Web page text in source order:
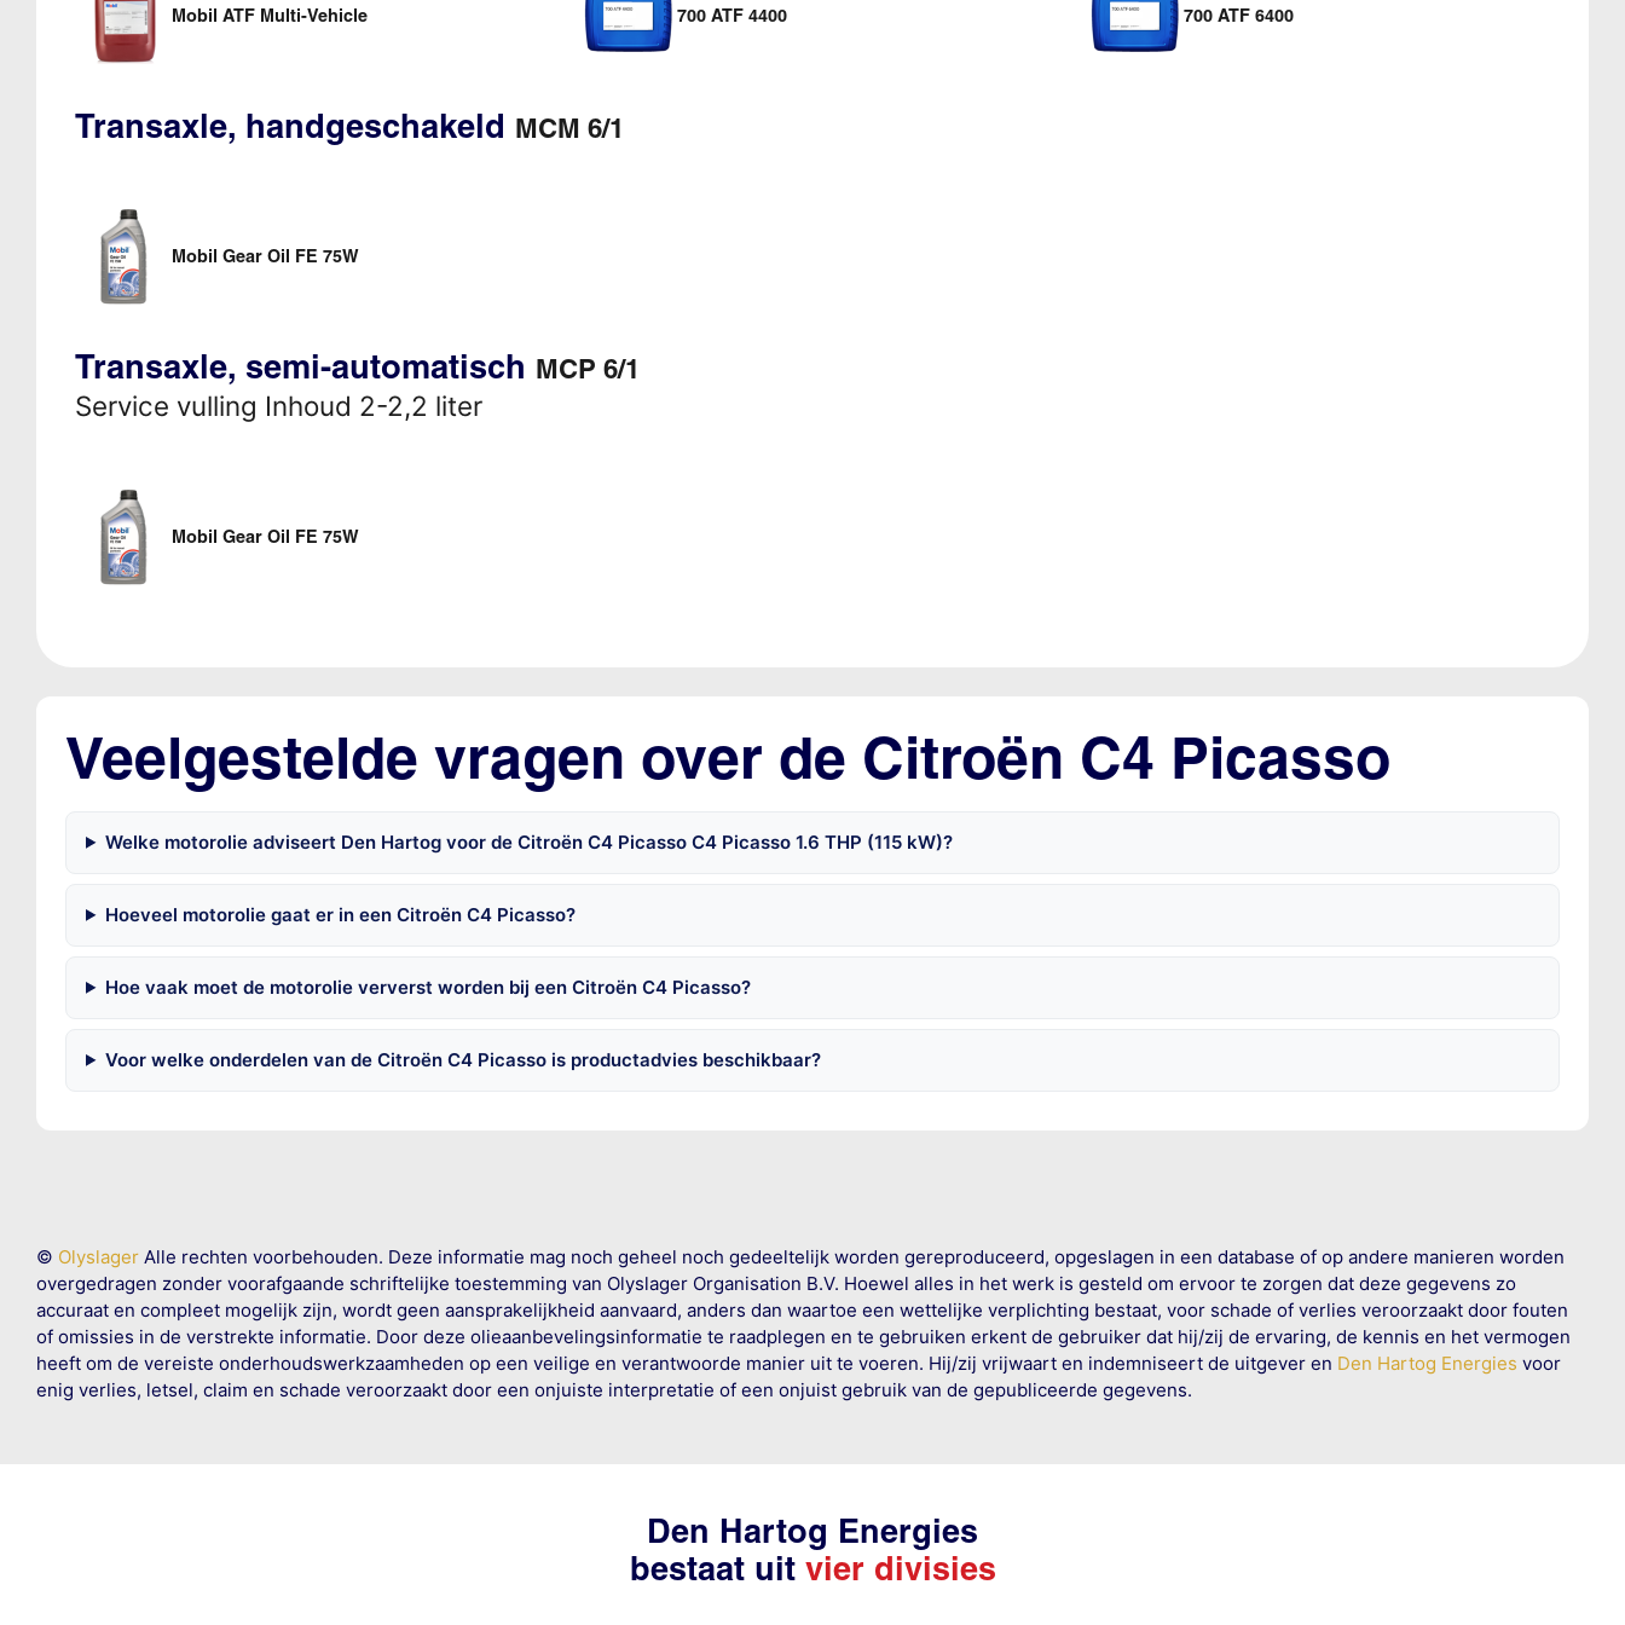
Mobil ATF Multi-Vehicle 700 ATF 4400 700 ATF 6400
Transaxle, handgeschakeld MCM 6/1
Mobil Gear Oil FE 75W
Transaxle, semi-automatisch MCP 6/1
Service vulling Inhoud 2-2,2 liter
Mobil Gear Oil FE 75W
Veelgestelde vragen over de Citroën C4 Picasso
Welke motorolie adviseert Den Hartog voor de Citroën C4 Picasso C4 Picasso 1.6 THP (115 kW)?
Hoeveel motorolie gaat er in een Citroën C4 Picasso?
Hoe vaak moet de motorolie ververst worden bij een Citroën C4 Picasso?
Voor welke onderdelen van de Citroën C4 Picasso is productadvies beschikbaar?
© OlyslagerAlle rechten voorbehouden. Deze informatie mag noch geheel noch gedeeltelijk worden gereproduceerd, opgeslagen in een database of op andere manieren worden
overgedragen zonder voorafgaande schriftelijke toestemming van Olyslager Organisation B.V. Hoewel alles in het werk is gesteld om ervoor te zorgen dat deze gegevens zo
accuraat en compleet mogelijk zijn, wordt geen aansprakelijkheid aanvaard, anders dan waartoe een wettelijke verplichting bestaat, voor schade of verlies veroorzaakt door fouten
of omissies in de verstrekte informatie. Door deze olieaanbevelingsinformatie te raadplegen en te gebruiken erkent de gebruiker dat hij/zij de ervaring, de kennis en het vermogen
heeft om de vereiste onderhoudswerkzaamheden op een veilige en verantwoorde manier uit te voeren. Hij/zij vrijwaart en indemniseert de uitgever en Den Hartog Energies voor
enig verlies, letsel, claim en schade veroorzaakt door een onjuiste interpretatie of een onjuist gebruik van de gepubliceerde gegevens.
Den Hartog Energies
bestaat uit vier divisies